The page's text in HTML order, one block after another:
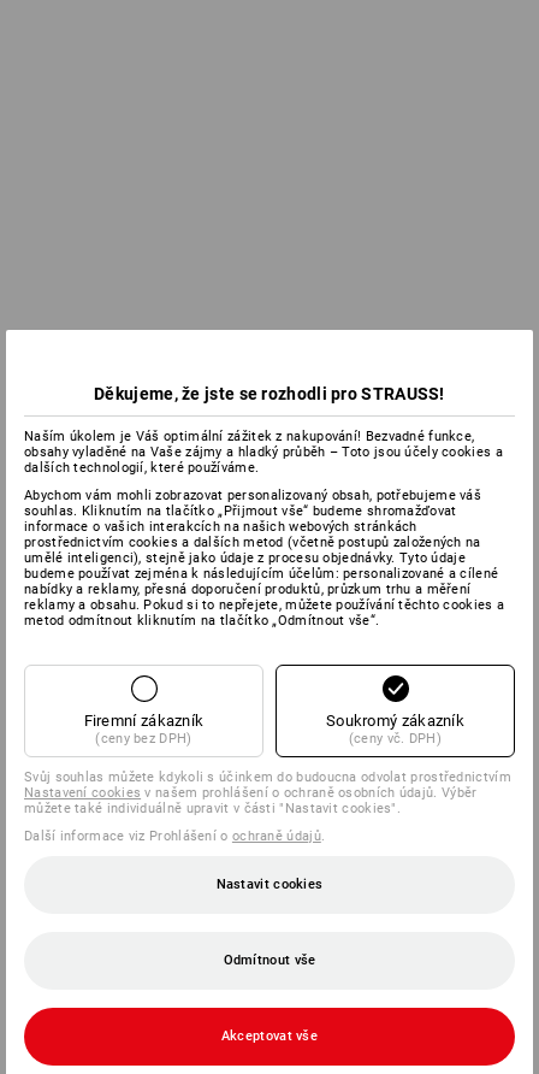
Děkujeme, že jste se rozhodli pro STRAUSS!
Naším úkolem je Váš optimální zážitek z nakupování! Bezvadné funkce,
obsahy vyladěné na Vaše zájmy a hladký průběh – Toto jsou účely cookies a
dalších technologií, které používáme.
Abychom vám mohli zobrazovat personalizovaný obsah, potřebujeme váš
souhlas. Kliknutím na tlačítko „Přijmout vše“ budeme shromažďovat
informace o vašich interakcích na našich webových stránkách
prostřednictvím cookies a dalších metod (včetně postupů založených na
umělé inteligenci), stejně jako údaje z procesu objednávky. Tyto údaje
budeme používat zejména k následujícím účelům: personalizované a cílené
nabídky a reklamy, přesná doporučení produktů, průzkum trhu a měření
reklamy a obsahu. Pokud si to nepřejete, můžete používání těchto cookies a
metod odmítnout kliknutím na tlačítko „Odmítnout vše“.
Firemní zákazník
(ceny bez DPH)
Soukromý zákazník
(ceny vč. DPH)
Svůj souhlas můžete kdykoli s účinkem do budoucna odvolat prostřednictvím
Nastavení cookies v našem prohlášení o ochraně osobních údajů. Výběr
můžete také individuálně upravit v části "Nastavit cookies".
Další informace viz Prohlášení o ochraně údajů.
Nastavit cookies
Odmítnout vše
Akceptovat vše